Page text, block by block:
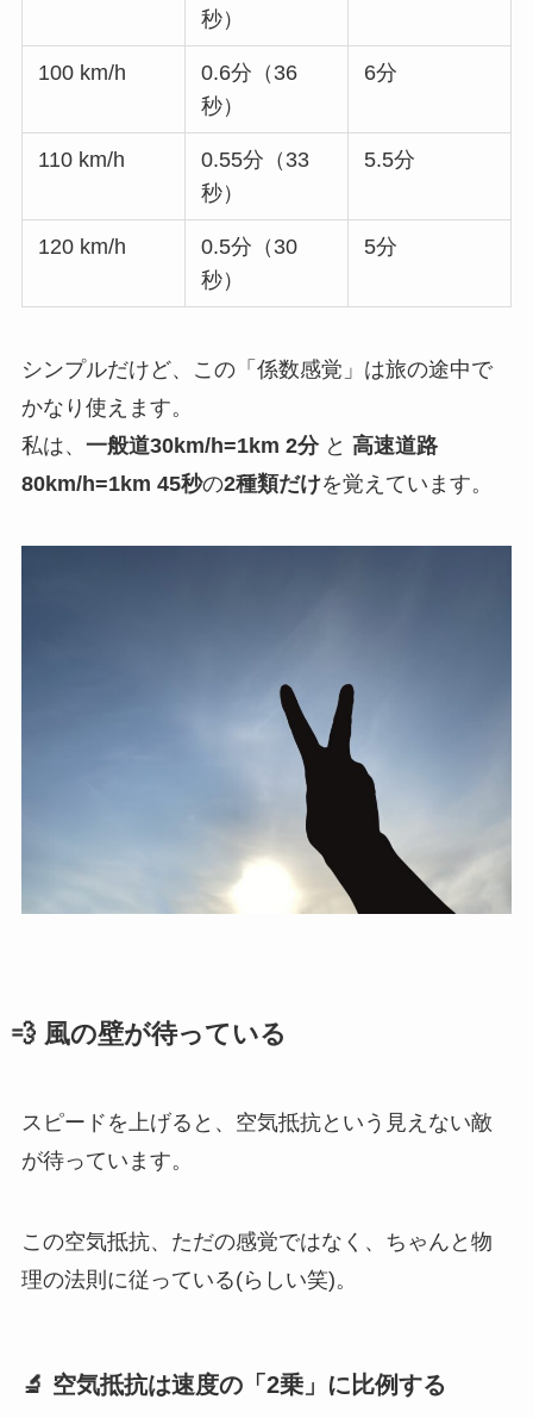
秒）
100 km/h
0.6分（36
秒）
6分
110 km/h
0.55分（33
秒）
5.5分
120 km/h
0.5分（30
秒）
5分
シンプルだけど、この「係数感覚」は旅の途中で
かなり使えます。
私は、 一般道30km/h=1km 2分 と 高速道路
80km/h=1km 45秒の2種類だけを覚えています。
💨 風の壁が待っている
スピードを上げると、空気抵抗という見えない敵
が待っています。
この空気抵抗、ただの感覚ではなく、ちゃんと物
理の法則に従っている(らしい笑)。
🔬 空気抵抗は速度の「2乗」に比例する